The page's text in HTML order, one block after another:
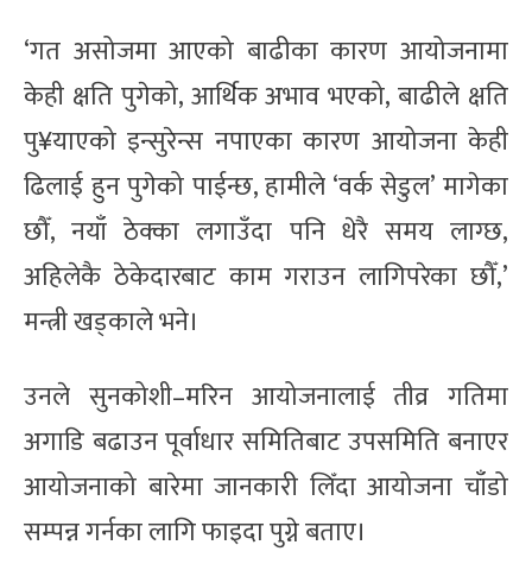
‘गत असोजमा आएको बाढीका कारण आयोजनामा
केही क्षति पुगेको, आर्थिक अभाव भएको, बाढीले क्षति
पु¥याएको इन्सुरेन्स नपाएका कारण आयोजना केही
ढिलाई हुन पुगेको पाईन्छ, हामीले ‘वर्क सेडुल’ मागेका
छौँ, नयाँ ठेक्का लगाउँदा पनि धेरै समय लाग्छ,
अहिलेकै ठेकेदारबाट काम गराउन लागिपरेका छौँ,’
मन्त्री खड्काले भने।
उनले सुनकोशी–मरिन आयोजनालाई तीव्र गतिमा
अगाडि बढाउन पूर्वाधार समितिबाट उपसमिति बनाएर
आयोजनाको बारेमा जानकारी लिँदा आयोजना चाँडो
सम्पन्न गर्नका लागि फाइदा पुग्ने बताए।